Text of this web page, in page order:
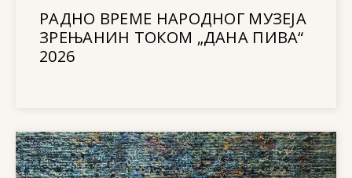
РАДНО ВРЕМЕ НАРОДНОГ МУЗЕЈА
ЗРЕЊАНИН ТОКОМ „ДАНА ПИВА“
2026